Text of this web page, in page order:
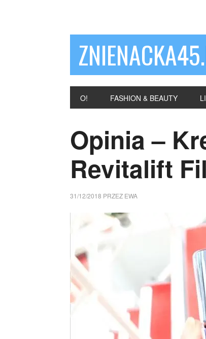
O! FASHION & BEAUTY
Opinia –
Revitalift
31/12/2018 PRZEZ EWA